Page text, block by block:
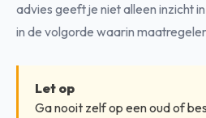
advies geeft je niet alleen inzicht
in de volgorde waarin
Let op
Ga nooit zelf op een oud of